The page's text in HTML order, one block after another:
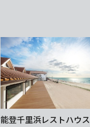
能登千里浜レストハウス